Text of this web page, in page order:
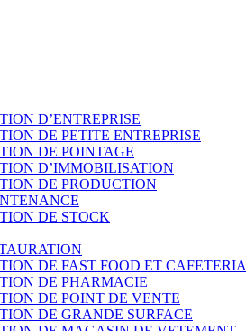
D’ENTREPRISE
DE PETITE ENTREPRISE
DE POINTAGE
D’IMMOBILISATION
DE PRODUCTION
DE STOCK
DE FAST FOOD ET CAFETERIA
DE PHARMACIE
DE POINT DE VENTE
DE GRANDE SURFACE